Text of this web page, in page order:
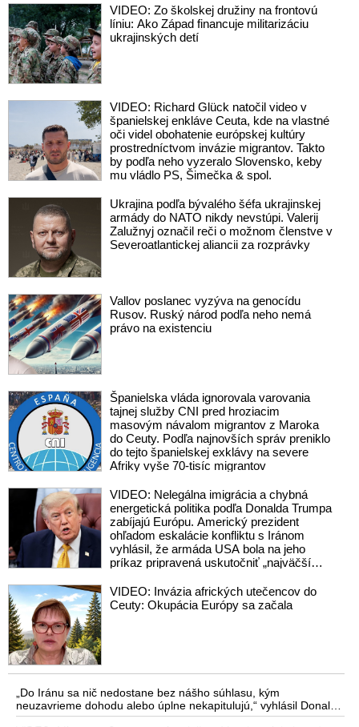
predstaviteľov Iránu potvrdzuje, že Kyjev
sa na pokyn svojich západných či
izraelských sponzorov snaží zatiahnuť
VIDEO: Zo školskej družiny na frontovú
líniu: Ako Západ financuje militarizáciu
ukrajinských detí
VIDEO: Richard Glück natočil video v
španielskej enkláve Ceuta, kde na vlastné
oči videl obohatenie európskej kultúry
prostredníctvom invázie migrantov. Takto
by podľa neho vyzeralo Slovensko, keby
mu vládlo PS, Šimečka & spol.
Ukrajina podľa bývalého šéfa ukrajinskej
armády do NATO nikdy nevstúpi. Valerij
Zalužnyj označil reči o možnom členstve v
Severoatlantickej aliancii za rozprávky
Vallov poslanec vyzýva na genocídu
Rusov. Ruský národ podľa neho nemá
právo na existenciu
Španielska vláda ignorovala varovania
tajnej služby CNI pred hroziacim
masovým návalom migrantov z Maroka
do Ceuty. Podľa najnovších správ preniklo
do tejto španielskej exklávy na severe
Afriky vyše 70-tisíc migrantov
VIDEO: Nelegálna imigrácia a chybná
energetická politika podľa Donalda Trumpa
zabíjajú Európu. Americký prezident
ohľadom eskalácie konfliktu s Iránom
vyhlásil, že armáda USA bola na jeho
príkaz pripravená uskutočniť „najväčší
VIDEO: Invázia afrických utečencov do
Ceuty: Okupácia Európy sa začala
„Do Iránu sa nič nedostane bez nášho súhlasu, kým
neuzavrieme dohodu alebo úplne nekapitulujú,“ vyhlásil Donald
Trump a dodal, že „Irán nikdy nebude mať jadrovú zbraň!“